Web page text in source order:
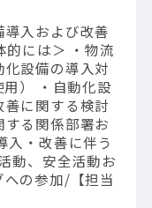
入および改善
的には＞ ・物流
設備の導入対
） ・自動化設
に関する検討
する関係部署お
入・改善に伴う
動、安全活動お
の参加/【担当